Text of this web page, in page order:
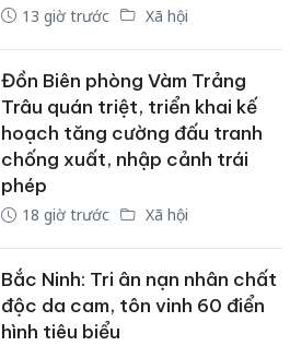
13 giờ trước Xã hội
Đồn Biên phòng Vàm Trảng
Trâu quán triệt, triển khai kế
hoạch tăng cường đấu tranh
chống xuất, nhập cảnh trái
phép
18 giờ trước Xã hội
Bắc Ninh: Tri ân nạn nhân chất
độc da cam, tôn vinh 60 điển
hình tiêu biểu